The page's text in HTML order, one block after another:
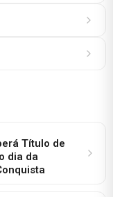
Título de
dia da